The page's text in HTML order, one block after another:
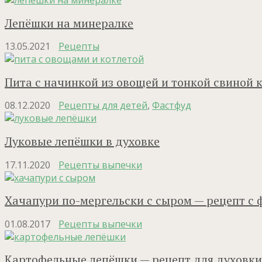
Лепёшки на минералке
13.05.2021 Рецепты
Пита с начинкой из овощей и тонкой свиной
08.12.2020 Рецепты для детей, Фастфуд
Луковые лепёшки в духовке
17.11.2020 Рецепты выпечки
Хачапури по-мергельски с сыром — рецепт с
01.08.2017 Рецепты выпечки